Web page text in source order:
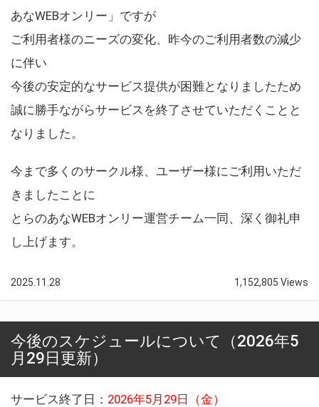
あなWEBオンリー」ですが
ご利用者様のニーズの変化、昨今のご利用者数の減少
に伴い
今後の安定的なサービス提供が困難となりましたため
誠に勝手ながらサービスを終了させていただくことと
なりました。
今まで多くのサークル様、ユーザー様にご利用いただ
きましたことに
とらのあなWEBオンリー運営チーム一同、深く御礼申
し上げます。
2025.11.28 1,152,805 Views
今後のスケジュールについて（2026年5
月29日更新）
サービス終了日： 2026年5月29日（金）